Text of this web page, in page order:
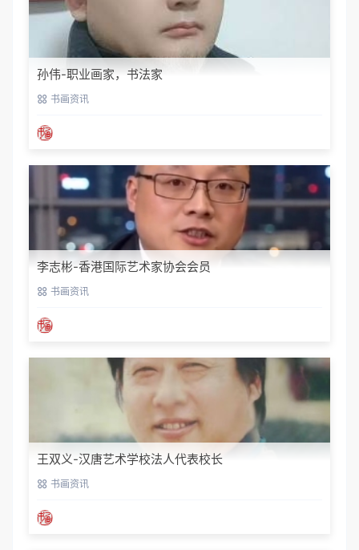
孙伟-职业画家，书法家
书画资讯
李志彬-香港国际艺术家协会会员
书画资讯
王双义-汉唐艺术学校法人代表校长
书画资讯